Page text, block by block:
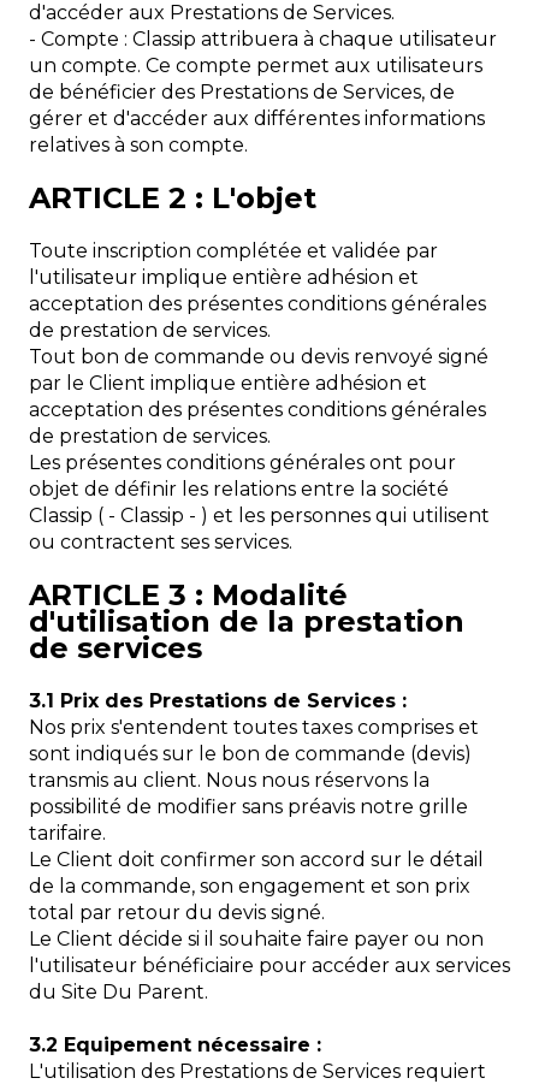
d'accéder aux Prestations de Services.
- Compte : Classip attribuera à chaque utilisateur
un compte. Ce compte permet aux utilisateurs
de bénéficier des Prestations de Services, de
gérer et d'accéder aux différentes informations
relatives à son compte.
ARTICLE 2 : L'objet
Toute inscription complétée et validée par
l'utilisateur implique entière adhésion et
acceptation des présentes conditions générales
de prestation de services.
Tout bon de commande ou devis renvoyé signé
par le Client implique entière adhésion et
acceptation des présentes conditions générales
de prestation de services.
Les présentes conditions générales ont pour
objet de définir les relations entre la société
Classip ( - Classip - ) et les personnes qui utilisent
ou contractent ses services.
ARTICLE 3 : Modalité
d'utilisation de la prestation
de services
3.1 Prix des Prestations de Services :
Nos prix s'entendent toutes taxes comprises et
sont indiqués sur le bon de commande (devis)
transmis au client. Nous nous réservons la
possibilité de modifier sans préavis notre grille
tarifaire.
Le Client doit confirmer son accord sur le détail
de la commande, son engagement et son prix
total par retour du devis signé.
Le Client décide si il souhaite faire payer ou non
l'utilisateur bénéficiaire pour accéder aux services
du Site Du Parent.
3.2 Equipement nécessaire :
L'utilisation des Prestations de Services requiert